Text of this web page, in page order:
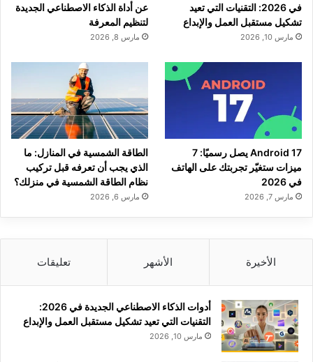
في 2026: التقنيات التي تعيد
تشكيل مستقبل العمل والإبداع
مارس 10, 2026
عن أداة الذكاء الاصطناعي الجديدة
لتنظيم المعرفة
مارس 8, 2026
Android 17 يصل رسميًا: 7
ميزات ستغيّر تجربتك على الهاتف
في 2026
مارس 7, 2026
الطاقة الشمسية في المنازل: ما
الذي يجب أن تعرفه قبل تركيب
نظام الطاقة الشمسية في منزلك؟
مارس 6, 2026
الأخيرة الأشهر تعليقات
أدوات الذكاء الاصطناعي الجديدة في 2026:
التقنيات التي تعيد تشكيل مستقبل العمل والإبداع
مارس 10, 2026